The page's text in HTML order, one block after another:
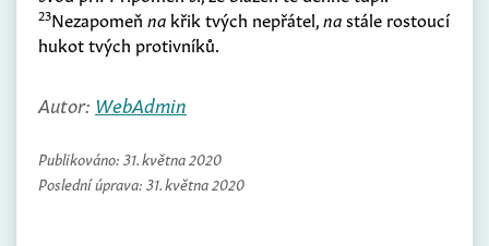
23Nezapomeň na křik tvých nepřátel,nastále rostoucí
hukot tvých protivníků.
Autor: WebAdmin
Publikováno: 31. května 2020
Poslední úprava: 31. května 2020